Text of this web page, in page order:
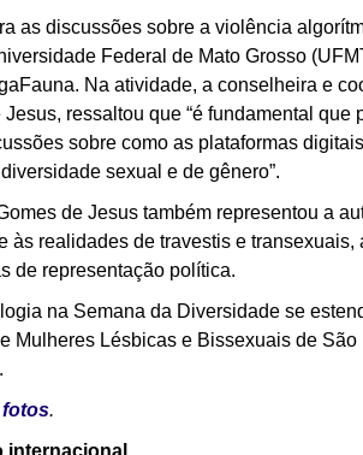
as discussões sobre a violência
Federal de Mato Grosso
Na atividade, a conselheira e
ressaltou que “é fundamental
sobre como as plataformas
sexual e de gênero”.
de Jesus também representou a
às realidades de travestis e
de representação política.
na Semana da Diversidade se
Mulheres Lésbicas e Bissexuais de
fotos.
internacional